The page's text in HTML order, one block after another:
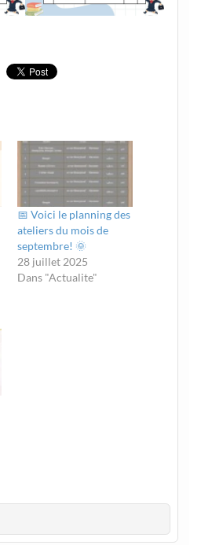
📅 Voici le planning des
ateliers du mois de
septembre! 🌞
28 juillet 2025
Dans "Actualite"